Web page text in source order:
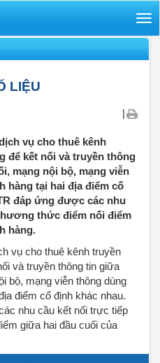
LIỆU
|
vụ cho thuê kênh
để kết nối và truyền thông
mạng nội bộ, mạng viễn
hàng tại hai địa điểm cố
đáp ứng được các nhu
thức điểm nối điểm
hàng.
vụ cho thuê kênh truyền
và truyền thông tin giữa
bộ, mạng viễn thông dùng
điểm cố định khác nhau.
nhu cầu kết nối trực tiếp
giữa hai đầu cuối của